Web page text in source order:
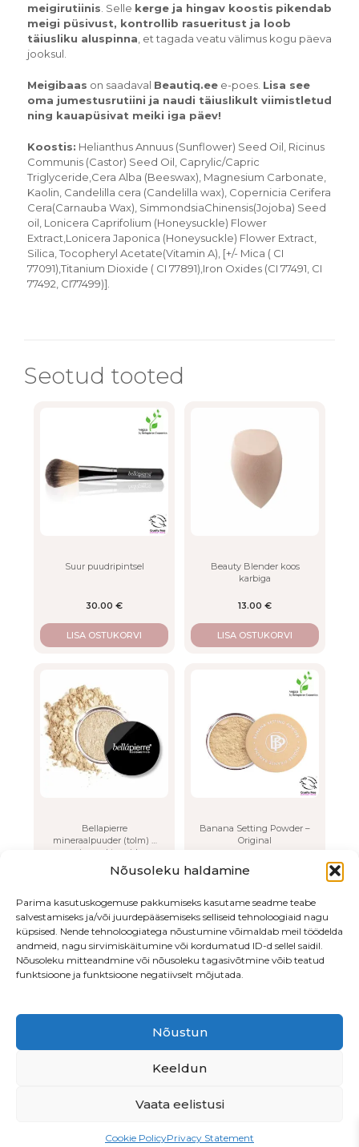
Nõusoleku haldamine
Parima kasutuskogemuse pakkumiseks kasutame seadme teabe
salvestamiseks ja/või juurdepääsemiseks selliseid tehnoloogiaid nagu
küpsised. Nende tehnoloogiatega nõustumine võimaldab meil töödelda
andmeid, nagu sirvimiskäitumine või kordumatud ID-d sellel saidil.
Nõusoleku mitteandmine või nõusoleku tagasivõtmine võib teatud
funktsioone ja funktsioone negatiivselt mõjutada.
Nõustun
Keeldun
Vaata eelistusi
Cookie PolicyPrivacy Statement
meigirutiinis . Selle kerge ja hingav koostis pikendab
meigi püsivust, kontrollib rasueritust ja loob
täiusliku aluspinna , et tagada veatu välimus kogu päeva
jooksul.
Meigibaas on saadaval Beautiq.eee-poes. Lisa see
oma jumestusrutiini ja naudi täiuslikult viimistletud
ning kauapüsivat meiki iga päev!
Koostis: Helianthus Annuus (Sunflower) Seed Oil, Ricinus
Communis (Castor) Seed Oil, Caprylic/Capric
Triglyceride,Cera Alba (Beeswax), Magnesium Carbonate,
Kaolin, Candelilla cera (Candelilla wax), Copernicia Cerifera
Cera(Carnauba Wax), SimmondsiaChinensis(Jojoba) Seed
oil, Lonicera Caprifolium (Honeysuckle) Flower
Extract,Lonicera Japonica (Honeysuckle) Flower Extract,
Silica, Tocopheryl Acetate(Vitamin A), [+/- Mica ( CI
77091),Titanium Dioxide ( CI 77891),Iron Oxides (CI 77491, CI
77492, CI77499)].
Seotud tooted
Suur puudripintsel
30.00 €
LISA OSTUKORVI
Beauty Blender koos
karbiga
13.00 €
LISA OSTUKORVI
Bellapierre
mineraalpuuder (tolm) –
erinevad toonid
28.00€
product
has
multiple
variants.
The
options
the
Banana Setting Powder –
Original
25.00
EE547700771003878513